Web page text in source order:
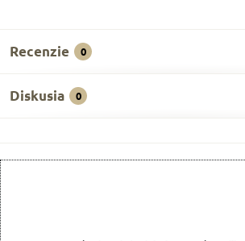
Recenzie 0
Diskusia 0